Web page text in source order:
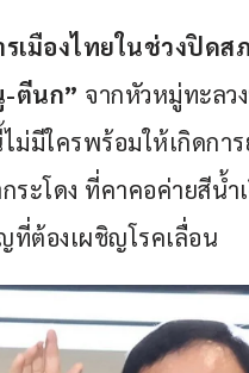
เมืองไทยในช่วงปิดส
-ตีนก” จากหัวหมู่ทะลว
ม่มีใครพร้อมให้เกิดกา
ระโดง ที่คาคอค่ายสีน้ำ
ที่ต้องเผชิญโรคเลื่อน